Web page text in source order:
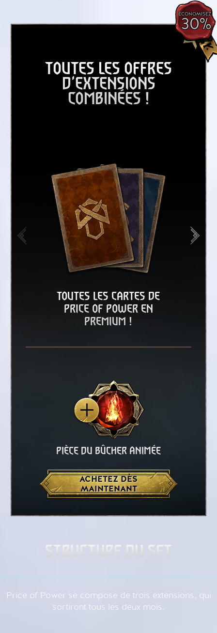
ÉCONOMISEZ
30%
TOUTES LES OFFRES
D'EXTENSIONS
COMBINÉES !
TOUTES LES CARTES DE
PRICE OF POWER EN
PREMIUM !
PIÈCE DU BÛCHER ANIMÉE
ACHETEZ DÈS
MAINTENANT
STRUCTURE DU SET
Price of Power se compose de trois extensions, qui
sortiront tous les deux mois.